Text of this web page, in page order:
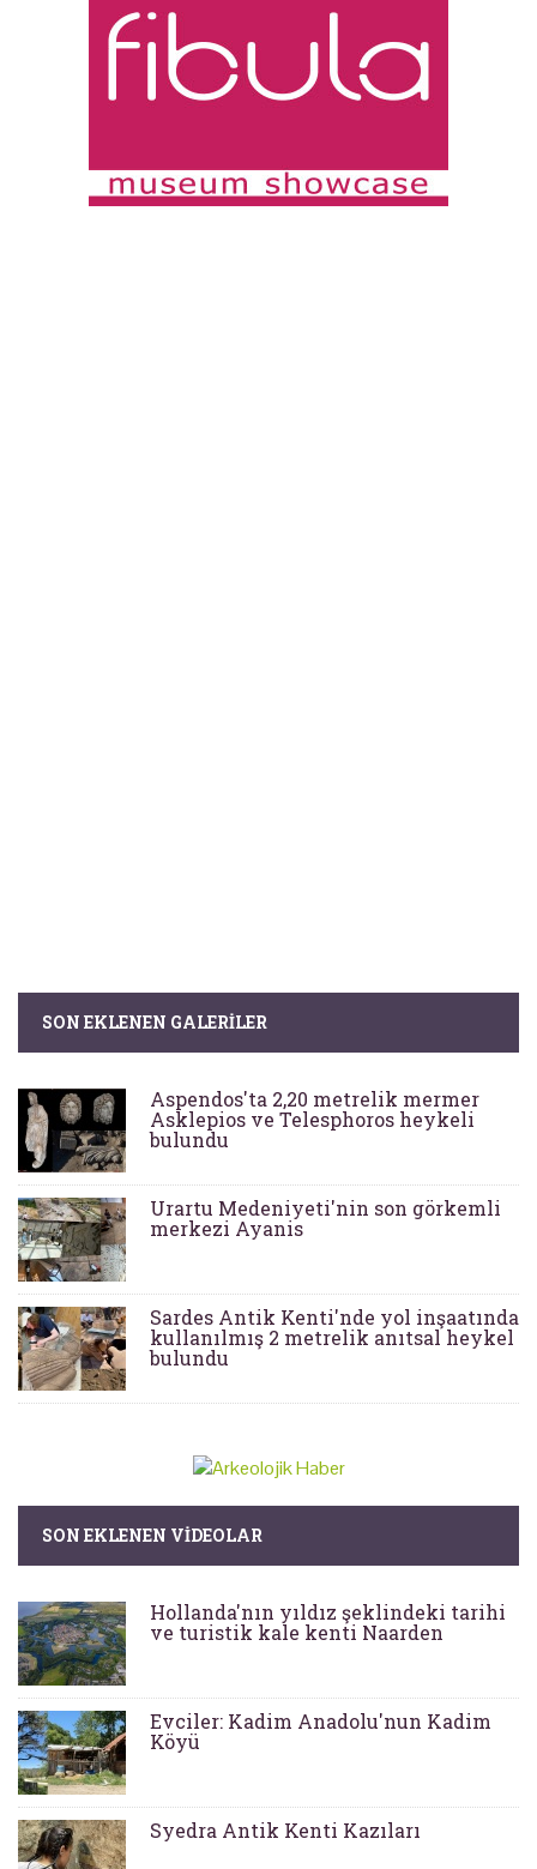
SON EKLENEN GALERILER
Aspendos'ta 2,20 metrelik mermer
Asklepios ve Telesphoros heykeli
bulundu
Urartu Medeniyeti'nin son görkemli
merkezi Ayanis
Sardes Antik Kenti'nde yol inşaatında
kullanılmış 2 metrelik anıtsal heykel
bulundu
SON EKLENEN VIDEOLAR
Hollanda'nın yıldız şeklindeki tarihi
ve turistik kale kenti Naarden
Evciler: Kadim Anadolu'nun Kadim
Köyü
Syedra Antik Kenti Kazıları